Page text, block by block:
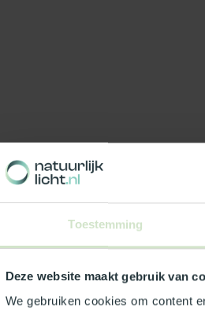
Toestemming
Deze website maakt gebruik van
We gebruiken cookies om content
iW2-MO-OG-
100714